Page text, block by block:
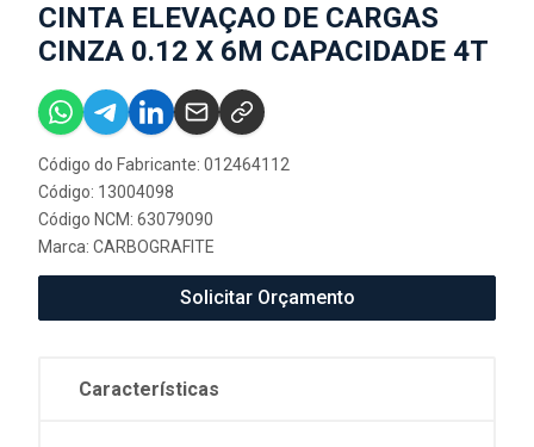
CINTA ELEVAÇAO DE CARGAS
CINZA 0.12 X 6M CAPACIDADE 4T
Código do Fabricante: 012464112
Código: 13004098
Código NCM: 63079090
Marca: CARBOGRAFITE
Solicitar Orçamento
Características